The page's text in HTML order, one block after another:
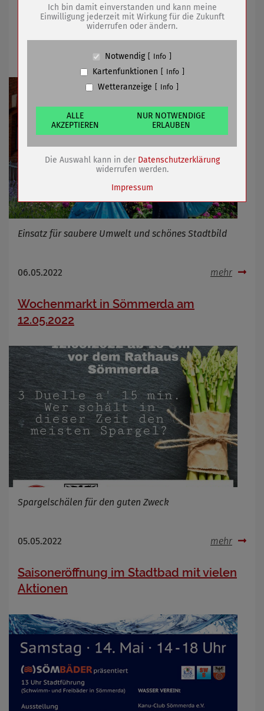
09.05.2022 mehr
Mitmachen bei Müllsammelaktion
Einsatz für saubere Umwelt und schönes Stadtbild
06.05.2022 mehr
Wochenmarkt in Sömmerda am
12.05.2022
Spargelschälen für den guten Zweck
05.05.2022 mehr
Saisoneröffnung im Stadtbad mit vielen
Aktionen
Anbieter
Eigentümer dieser Website (Wenko-
Wenselaar GmbH & Co. KG)
Absicherung Kontaktformular / SPAM
Cookiespeicherung Entscheidungscookie
Anbieter
Eigentümer dieser Website (Wenko-
Wenselaar GmbH & Co. KG)
Zweck
Speichert die Einstellungen der Besucher
bezüglich der Speicherung von Cookies.
Cookie Name
dywc
Cookie Laufzeit
1 Jahr
Name
Cookies die bei der Verwendung von
Anbieter
Cookie Name
OpenWeatherAPI gesetzt werden
Anbieter
Zweck
Cookie Name
Cookie Laufzeit
Infos schließen
Ich bin damit einverstanden und kann meine
Einwilligung jederzeit mit Wirkung für die Zukunft
widerrufen oder ändern.
Notwendig Info
Kartenfunktionen Info
Wetteranzeige Info
ALLE
AKZEPTIEREN
NUR NOTWENDIGE
ERLAUBEN
Die Auswahl kann in der Datenschutzerklärung
widerrufen werden.
Impressum